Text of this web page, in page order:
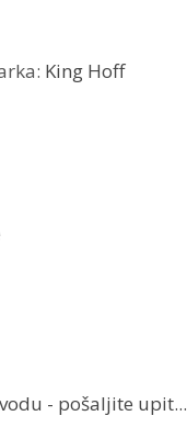
King Hoff
- pošaljite upit...